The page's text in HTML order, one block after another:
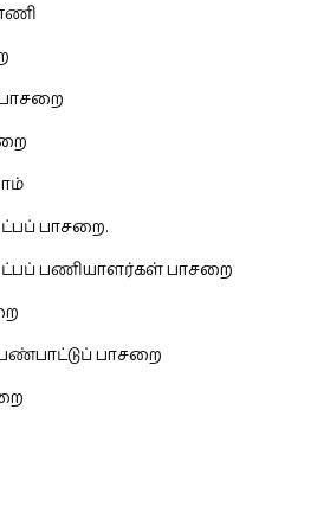
பாசறை.
பணியாளர்கள் பாசறை
பாசறை